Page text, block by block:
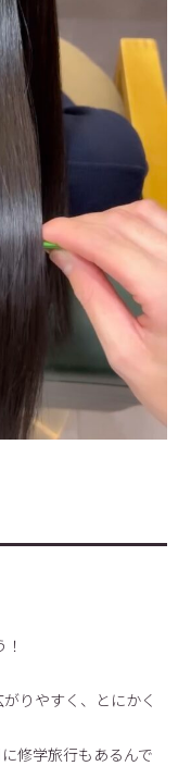
りやすく、とにかく
修学旅行もあるんで